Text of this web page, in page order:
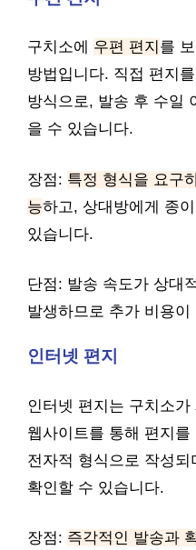
구치소에 우편 편지 를
방법입니다. 직접 편지
방식으로, 발송 후 수일
을 수 있습니다.
장점: 특정 형식을 요구
능하고, 상대방에게 종
있습니다.
단점: 발송 속도가 상대
발생하므로 추가 비용이
인터넷 편지
인터넷 편지는 구치소
웹사이트를 통해 편지
전자적 형식으로 작성
확인할 수 있습니다.
장점: 즉각적인 발송과